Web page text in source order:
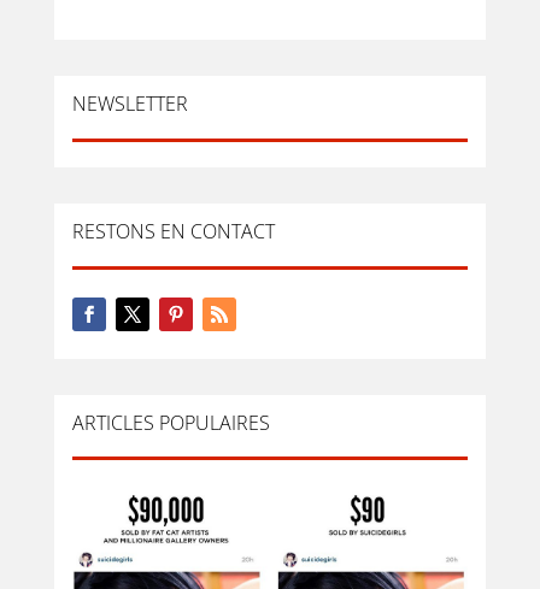
NEWSLETTER
RESTONS EN CONTACT
ARTICLES POPULAIRES